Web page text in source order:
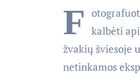
F kalbėti
žvakių šviesoje
netinkamos